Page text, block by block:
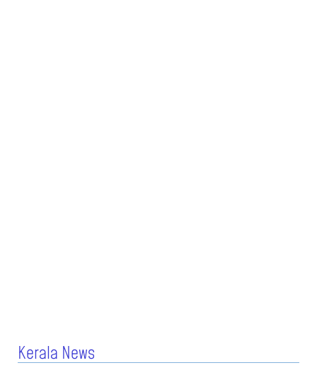
Kerala News